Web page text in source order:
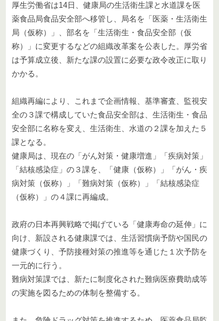
厚生労働省は14日、健康局の生活衛生課と水道課を医
薬食品局食品安全部へ移管し、局名を「医薬・生活衛生
局（仮称）」、部名を「生活衛生・食品安全部（仮
称）」に変更するなどの組織改革案を公表した。厚労省
は予算成立後、新たな課の設置に必要な政令改正に取り
かかる。
組織再編により、これまで企画情報、基準審査、監視安
全の３課で構成していた食品安全部は、生活衛生・食品
安全部に名称を変え、生活衛生、水道の２課を加えた５
課となる。
健康局は、現在の「がん対策・健康増進」「疾病対策」
「結核感染症」の３課を、「健康（仮称）」「がん・疾
病対策（仮称）」「難病対策（仮称）」「結核感染症
（仮称）」の４課に再編成。
政府の日本再興戦略で掲げている「健康寿命の延伸」に
向け、新設される健康課では、生活習慣病予防や国民の
健康づくり、予防接種対策の推進等を通じた１次予防を
一元的に行う。
難病対策課では、新たに制度化された難病医療費助成等
の実施を図るための体制を整備する。